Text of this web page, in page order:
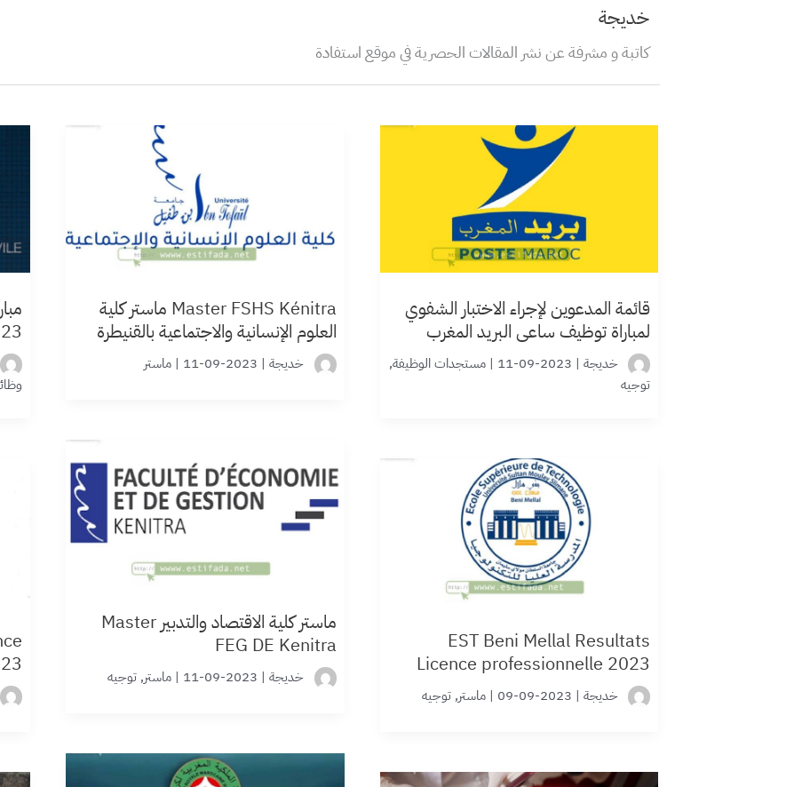
خديجة
كاتبة و مشرفة عن نشر المقالات الحصرية في موقع استفادة
قائمة المدعوين لإجراء الاختبار الشفوي
لمباراة توظيف ساعي البريد المغرب
خديجة |
2023-09-11
|مستجدات الوظيفة,
توجيه
Master FSHS Kénitra ماستر كلية
العلوم الإنسانية والاجتماعية بالقنيطرة
خديجة |
2023-09-11
| ماستر
ماستر كلية الاقتصاد والتدبير Master
FEG DE Kenitra
خديجة |
2023-09-11
| ماستر, توجيه
EST Beni Mellal Resultats
Licence professionnelle 2023
خديجة |
2023-09-09
|ماستر,توجيه